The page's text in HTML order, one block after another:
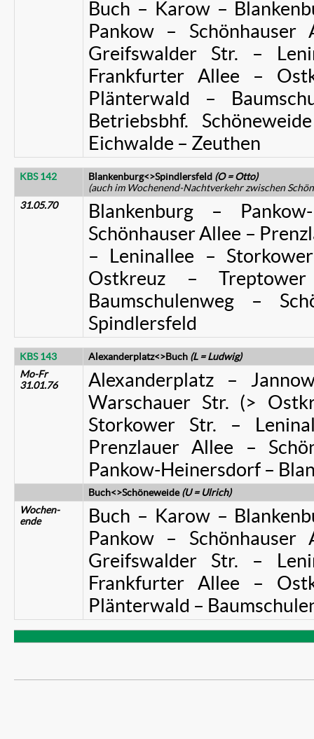
Buch – Karow –
Pankow –
Greifswalder Str. –
Frankfurter Allee –
Plänterwald –
Betriebsbhf.
Eichwalde – Zeuthen
KBS 142 Blankenburg<>Spindlersfeld (O = Otto)
(auch im Wochenend-Nachtverkehr zwischen
31.05.70
Blankenburg –
Schönhauser Allee –
– Leninallee –
Ostkreuz –
Baumschulenweg –
Spindlersfeld
KBS 143 Alexanderplatz<>Buch (L = Ludwig)
Mo-Fr
31.01.76
Alexanderplatz –
Warschauer Str. (>
Storkower Str. –
Prenzlauer Allee –
Pankow-Heinersdorf –
Buch<>Schöneweide(U = Ulrich)
Wochen-
ende
Buch – Karow –
Pankow –
Greifswalder Str. –
Frankfurter Allee –
Plänterwald –